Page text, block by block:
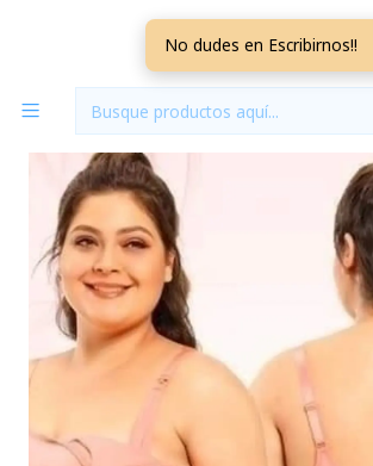
Inicio Ropa Interior
Sostén deportivo Maternal Talla 5XL
Unidades
No dudes en Escribirnos!!